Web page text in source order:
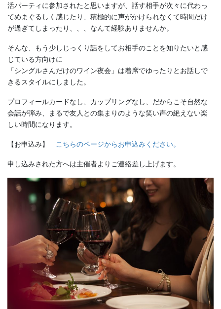
活パーティに参加されたと思いますが、話す相手が次々に代わっ
てめまぐるしく感じたり、積極的に声がかけられなくて時間だけ
が過ぎてしまったり、、、なんて経験ありませんか。
そんな、もう少しじっくり話をしてお相手のことを知りたいと感
じている方向けに
「シングルさんだけのワイン夜会」は着席でゆったりとお話しで
きるスタイルにしました。
プロフィールカードなし、カップリングなし、だからこそ自然な
会話が弾み、まるで友人との集まりのような笑い声の絶えない楽
しい時間になります。
【お申込み】 こちらのページからお申込みください。
申し込みされた方へは主催者よりご連絡差し上げます。